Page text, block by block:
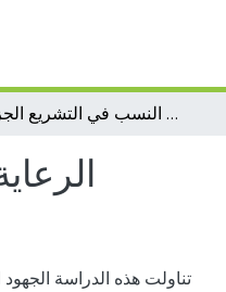
الرعایة البدیلة للطفل مجهول النسب في التشریع الجزائري
تناولت هذه الدراسة